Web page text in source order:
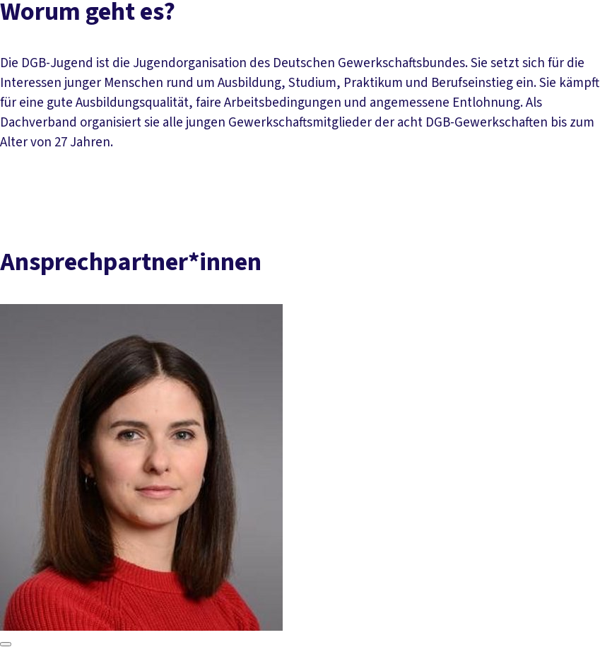
Worum geht es?
Die DGB-Jugend ist die Jugendorganisation des Deutschen Gewerkschaftsbundes. Sie setzt sich für die
Interessen junger Menschen rund um Ausbildung, Studium, Praktikum und Berufseinstieg ein. Sie kämpft
für eine gute Ausbildungsqualität, faire Arbeitsbedingungen und angemessene Entlohnung. Als
Dachverband organisiert sie alle jungen Gewerkschaftsmitglieder der acht DGB-Gewerkschaften bis zum
Alter von 27 Jahren.
Ansprechpartner*innen